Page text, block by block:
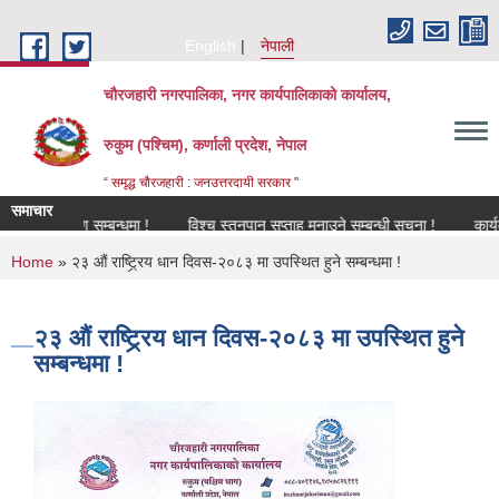
English
नेपाली
चौरजहारी नगरपालिका, नगर कार्यपालिकाको कार्यालय,
रुकुम (पश्चिम), कर्णाली प्रदेश, नेपाल
“ समृद्ध चौरजहारी : जनउत्तरदायी सरकार "
समाचार
सम्बन्धमा !
विश्च स्तनपान सप्ताह मनाउने सम्बन्धी सूचना !
You are here
Home » २३ औं राष्ट्र्रिय धान दिवस-२०८३ मा उपस्थित हुने सम्बन्धमा !
२३ औं राष्ट्र्रिय धान दिवस-२०८३ मा उपस्थित हुने
सम्बन्धमा !